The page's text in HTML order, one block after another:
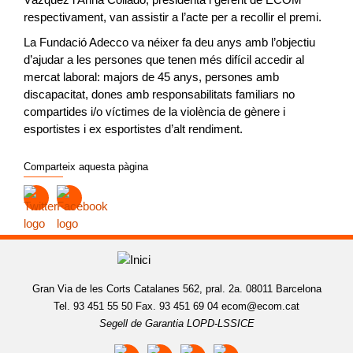
respectivament, van assistir a l’acte per a recollir el premi.
La Fundació Adecco va néixer fa deu anys amb l’objectiu
d’ajudar a les persones que tenen més difícil accedir al
mercat laboral: majors de 45 anys, persones amb
discapacitat, dones amb responsabilitats familiars no
compartides i/o víctimes de la violència de gènere i
esportistes i ex esportistes d’alt rendiment.
Comparteix aquesta pàgina
Gran Via de les Corts Catalanes 562, pral. 2a. 08011 Barcelona
Tel. 93 451 55 50 Fax. 93 451 69 04 ecom@ecom.cat
Segell de Garantia LOPD-LSSICE